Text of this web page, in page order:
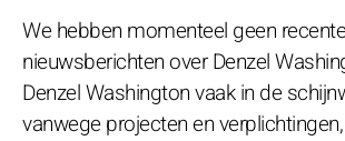
We hebben momenteel geen recente
nieuwsberichten over Denzel
Denzel Washington vaak in de
vanwege projecten en